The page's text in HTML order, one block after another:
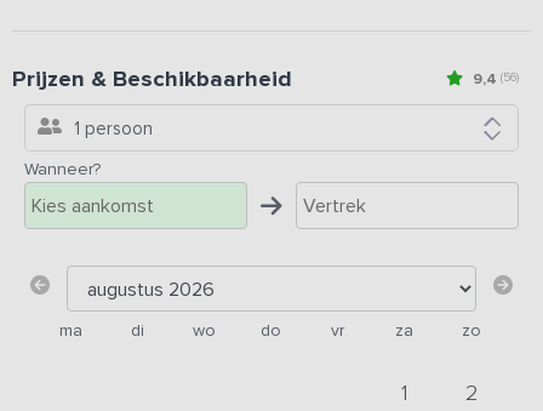
9,4 (56)
Prijzen & Beschikbaarheid
1 persoon
Wanneer?
ma di wo do vr za zo
1 2